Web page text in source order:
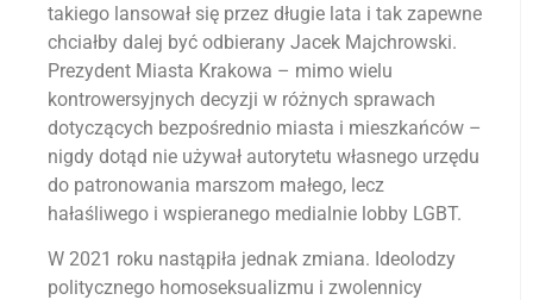
takiego lansował się przez długie lata i tak zapewne
chciałby dalej być odbierany Jacek Majchrowski.
Prezydent Miasta Krakowa – mimo wielu
kontrowersyjnych decyzji w różnych sprawach
dotyczących bezpośrednio miasta i mieszkańców –
nigdy dotąd nie używał autorytetu własnego urzędu
do patronowania marszom małego, lecz
hałaśliwego i wspieranego medialnie lobby LGBT.
W 2021 roku nastąpiła jednak zmiana. Ideolodzy
politycznego homoseksualizmu i zwolennicy